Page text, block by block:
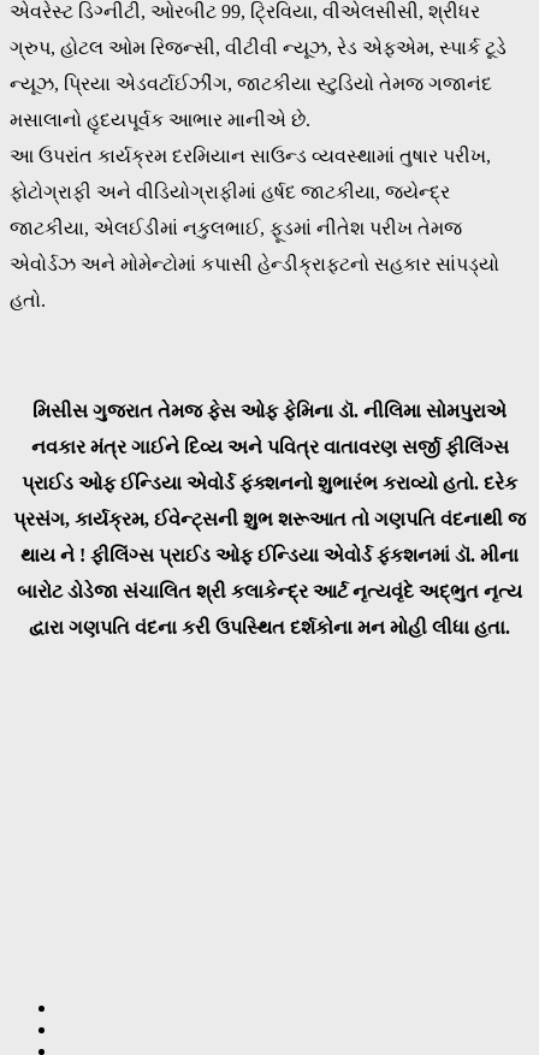
એવરેસ્ટ ડિગ્નીટી, ઓરબીટ 99, ટ્રિવિયા, વીએલસીસી, શ્રીધર
ગ્રુપ, હોટલ ઓમ રિજન્સી, વીટીવી ન્યૂઝ, રેડ એફએમ, સ્પાર્ક ટૂડે
ન્યૂઝ, પ્રિયા એડવર્ટાઈઝીંગ, જાટકીયા સ્ટુડિયો તેમજ ગજાનંદ
મસાલાનો હૃદયપૂર્વક આભાર માનીએ છે.
આ ઉપરાંત કાર્યક્રમ દરમિયાન સાઉન્ડ વ્યવસ્થામાં તુષાર પરીખ,
ફોટોગ્રાફી અને વીડિયોગ્રાફીમાં હર્ષદ જાટકીયા, જયેન્દ્ર
જાટકીયા, એલઈડીમાં નકુલભાઈ, ફૂડમાં નીતેશ પરીખ તેમજ
એવોર્ડઝ અને મોમેન્ટોમાં કપાસી હેન્ડીક્રાફ્ટનો સહકાર સાંપડ્યો
હતો.
મિસીસ ગુજરાત તેમજ ફેસ ઓફ ફેમિના ડૉ. નીલિમા સોમપુરાએ
નવકાર મંત્ર ગાઈને દિવ્ય અને પવિત્ર વાતાવરણ સર્જી ફીલિંગ્સ
પ્રાઈડ ઓફ ઈન્ડિયા એવોર્ડ ફંક્શનનો શુભારંભ કરાવ્યો હતો. દરેક
પ્રસંગ, કાર્યક્રમ, ઈવેન્ટ્સની શુભ શરૂઆત તો ગણપતિ વંદનાથી જ
થાય ને ! ફીલિંગ્સ પ્રાઈડ ઓફ ઈન્ડિયા એવોર્ડ ફંકશનમાં ડૉ. મીના
બારોટ ડોડેજા સંચાલિત શ્રી કલાકેન્દ્ર આર્ટ નૃત્યવૃંદે અદ્ભુત નૃત્ય
દ્વારા ગણપતિ વંદના કરી ઉપસ્થિત દર્શકોના મન મોહી લીધા હતા.